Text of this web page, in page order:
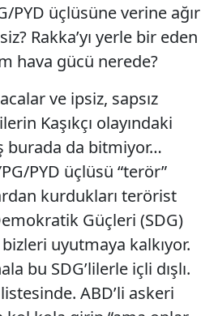
PYD üçlüsüne verine ağır
Rakka’yı yerle bir eden
hava gücü nerede?
ve ipsiz, sapsız
Kaşıkçı olayındaki
burada da bitmiyor…
PYD üçlüsü “terör”
kurdukları terörist
Güçleri (SDG)
uyutmaya kalkıyor.
bu SDG’lilerle içli dışlı.
ABD’li askeri